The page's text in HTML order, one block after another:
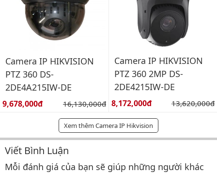
Camera IP HIKVISION
PTZ 360 DS-
2DE4A215IW-DE
Giá bán:
9,678,000đ Giá gốc:
16,130,000đ
Camera IP HIKVISION
PTZ 360 2MP DS-
2DE4215IW-DE
Giá bán:
8,172,000đ Giá gốc:
13,620,000đ
Xem thêm Camera IP Hikvision
Bình luận & Đánh giá
Viết Bình Luận
Mỗi đánh giá của bạn sẽ giúp những người khác